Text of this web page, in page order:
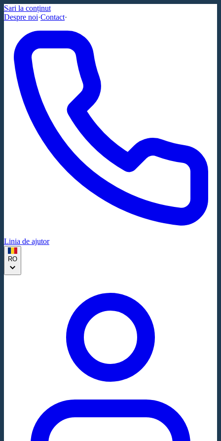
Sari la conținut
Despre noi·Contact·
Linia de ajutor
RO